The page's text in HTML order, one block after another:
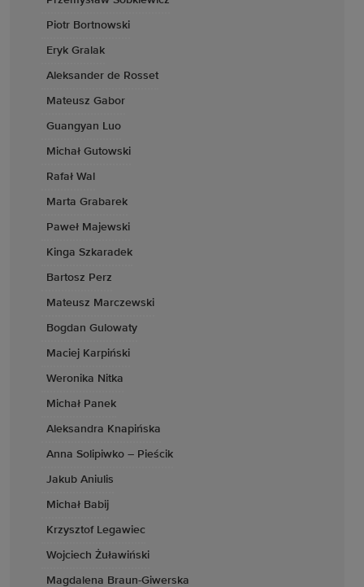
Piotr Bortnowski
Eryk Gralak
Aleksander de Rosset
Mateusz Gabor
Guangyan Luo
Michał Gutowski
Rafał Wal
Marta Grabarek
Paweł Majewski
Kinga Szkaradek
Bartosz Perz
Mateusz Marczewski
Bogdan Gulowaty
Maciej Karpiński
Weronika Nitka
Michał Panek
Aleksandra Knapińska
Anna Solipiwko – Pieścik
Jakub Aniulis
Michał Babij
Krzysztof Legawiec
Wojciech Żuławiński
Magdalena Braun-Giwerska